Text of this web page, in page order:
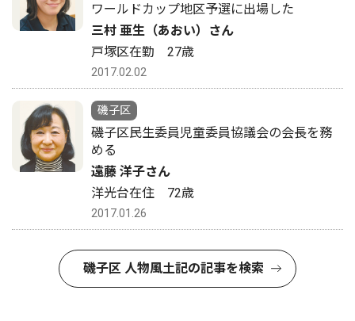
ワールドカップ地区予選に出場した
三村 亜生（あおい）さん
戸塚区在勤 27歳
2017.02.02
磯子区
磯子区民生委員児童委員協議会の会長を務
める
遠藤 洋子さん
洋光台在住 72歳
2017.01.26
磯子区 人物風土記の記事を検索